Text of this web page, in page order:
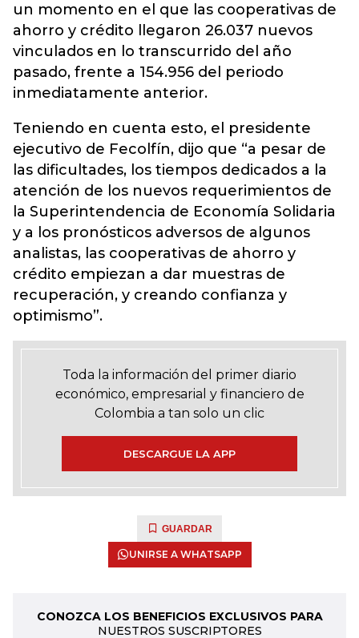
un momento en el que las cooperativas de
ahorro y crédito llegaron 26.037 nuevos
vinculados en lo transcurrido del año
pasado, frente a 154.956 del periodo
inmediatamente anterior.
Teniendo en cuenta esto, el presidente
ejecutivo de Fecolfín, dijo que “a pesar de
las dificultades, los tiempos dedicados a la
atención de los nuevos requerimientos de
la Superintendencia de Economía Solidaria
y a los pronósticos adversos de algunos
analistas, las cooperativas de ahorro y
crédito empiezan a dar muestras de
recuperación, y creando confianza y
optimismo”.
Toda la información del primer diario
económico, empresarial y financiero de
Colombia a tan solo un clic
DESCARGUE LA APP
GUARDAR
UNIRSE A WHATSAPP
CONOZCA LOS BENEFICIOS EXCLUSIVOS PARA
NUESTROS SUSCRIPTORES